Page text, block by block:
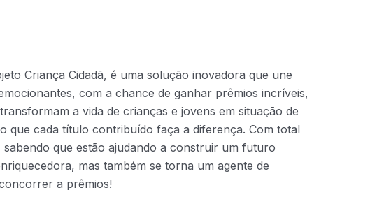
Criança Cidadã, é uma solução inovadora que une
com a chance de ganhar prêmios incríveis,
a vida de crianças e jovens em situação de
que cada título contribuído faça a diferença. Com total
que estão ajudando a construir um futuro
mas também se torna um agente de
a prêmios!